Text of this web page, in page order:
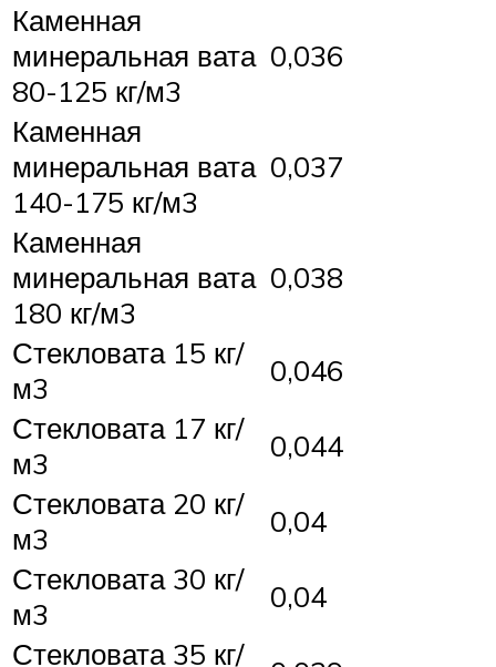
Каменная
минеральная вата
80-125 кг/м3
0,036
Каменная
минеральная вата
140-175 кг/м3
0,037
Каменная
минеральная вата
180 кг/м3
0,038
Стекловата 15 кг/
м3
0,046
Стекловата 17 кг/
м3
0,044
Стекловата 20 кг/
м3
0,04
Стекловата 30 кг/
м3
0,04
Стекловата 35 кг/